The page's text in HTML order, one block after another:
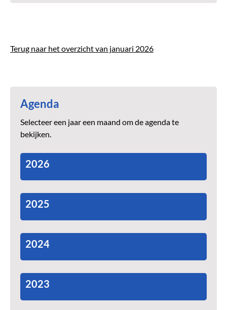
Terug naar het overzicht van januari 2026
Agenda
Selecteer een jaar een maand om de agenda te
bekijken.
2026
2025
2024
2023